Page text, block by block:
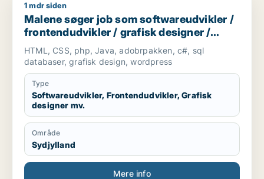
Malene søger job som softwareudvikler / frontendudvikler
1 mdr siden
Malene søger job som softwareudvikler /
frontendudvikler / grafisk designer /
marketingmedarbejder / kreativ
medarbejder
HTML, CSS, php, Java, adobrpakken, c#, sql
databaser, grafisk design, wordpress
Type
Softwareudvikler, Frontendudvikler, Grafisk
designer mv.
Område
Sydjylland
Mere info